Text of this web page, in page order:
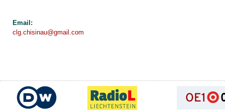
Email:
clg.chisinau@gmail.com